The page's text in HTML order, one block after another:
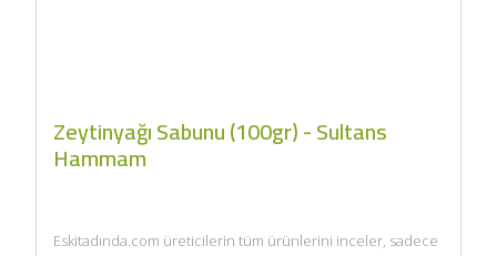
Zeytinyağı Sabunu (100gr) - Sultans
Hammam
Eskitadında.com üreticilerin tüm ürünlerini inceler, sadece